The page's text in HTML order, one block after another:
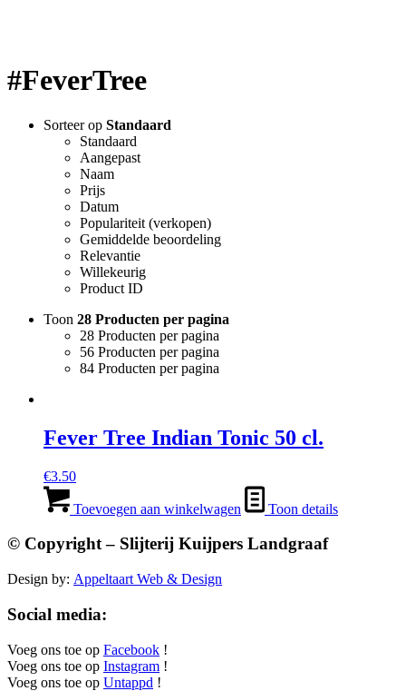
#FeverTree
Sorteer op Standaard
Standaard
Aangepast
Naam
Prijs
Datum
Populariteit (verkopen)
Gemiddelde beoordeling
Relevantie
Willekeurig
Product ID
Toon 28 Producten per pagina
28 Producten per pagina
56 Producten per pagina
84 Producten per pagina
Fever Tree Indian Tonic 50 cl.
€3.50
Toevoegen aan winkelwagen Toon details
© Copyright – Slijterij Kuijpers Landgraaf
Design by: Appeltaart Web & Design
Social media:
Voeg ons toe op Facebook !
Voeg ons toe op Instagram !
Voeg ons toe op Untappd !